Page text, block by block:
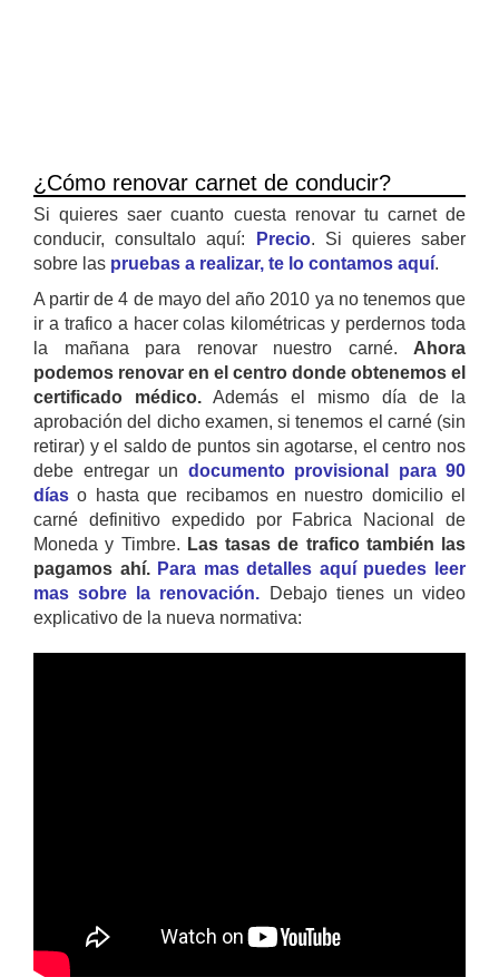
¿Cómo renovar carnet de conducir?
Si quieres saer cuanto cuesta renovar tu carnet de
conducir, consultalo aquí:
Precio. Si quieres saber
sobre las pruebas a realizar, te lo contamos aquí.
A partir de 4 de mayo del año 2010 ya no tenemos que
ir a trafico a hacer colas kilométricas y perdernos toda
la mañana para renovar nuestro carné. Ahora
podemos renovar en el centro donde obtenemos el
certificado médico. Además el mismo día de la
aprobación del dicho examen, si tenemos el carné (sin
retirar) y el saldo de puntos sin agotarse, el centro nos
debe entregar un documento provisional para 90
días o hasta que recibamos en nuestro domicilio el
carné definitivo expedido por Fabrica Nacional de
Moneda y Timbre. Las tasas de trafico también las
pagamos ahí. Para mas detalles aquí puedes leer
mas sobre la renovación. Debajo tienes un video
explicativo de la nueva normativa: